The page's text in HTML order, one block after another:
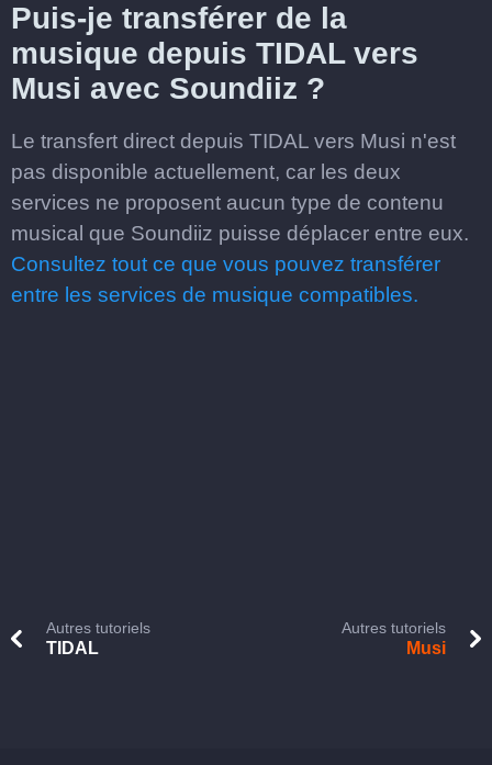
Puis-je transférer de la
musique depuis TIDAL vers
Musi avec Soundiiz ?
Le transfert direct depuis TIDAL vers Musi n'est
pas disponible actuellement, car les deux
services ne proposent aucun type de contenu
musical que Soundiiz puisse déplacer entre eux.
Consultez tout ce que vous pouvez transférer
entre les services de musique compatibles.
Autres tutoriels
TIDAL
Autres tutoriels
Musi